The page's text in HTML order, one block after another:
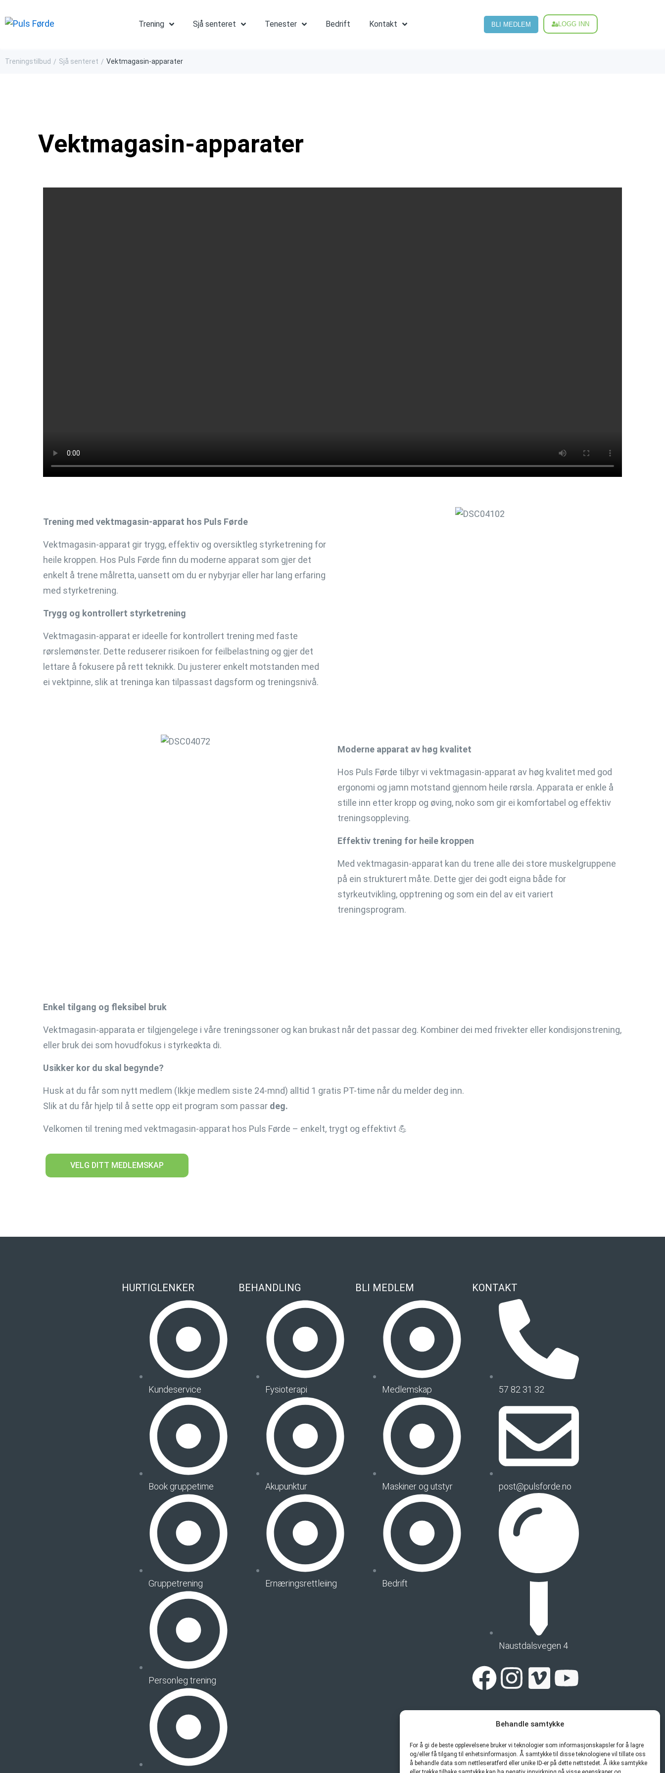
Behandle samtykke
For å gi de beste opplevelsene bruker vi teknologier som informasjonskapsler for å lagre
og/eller få tilgang til enhetsinformasjon. Å samtykke til disse teknologiene vil tillate oss
å behandle data som nettleseratferd eller unike ID-er på dette nettstedet. Å ikke samtykke
Trening Sjå senteret Tenester Bedrift Kontakt BLI MEDLEM LOGG INN
Treningstilbud / Sjå senteret / Vektmagasin-apparater
Vektmagasin-apparater
Trening med vektmagasin-apparat hos Puls Førde
Vektmagasin-apparat gir trygg, effektiv og oversiktleg styrketrening for
heile kroppen. Hos Puls Førde finn du moderne apparat som gjer det
enkelt å trene målretta, uansett om du er nybyrjar eller har lang erfaring
med styrketrening.
Trygg og kontrollert styrketrening
Vektmagasin-apparat er ideelle for kontrollert trening med faste
rørslemønster. Dette reduserer risikoen for feilbelastning og gjer det
lettare å fokusere på rett teknikk. Du justerer enkelt motstanden med
ei vektpinne, slik at treninga kan tilpassast dagsform og treningsnivå.
Moderne apparat av høg kvalitet
Hos Puls Førde tilbyr vi vektmagasin-apparat av høg kvalitet med god
ergonomi og jamn motstand gjennom heile rørsla. Apparata er enkle å
stille inn etter kropp og øving, noko som gir ei komfortabel og effektiv
treningsoppleving.
Effektiv trening for heile kroppen
Med vektmagasin-apparat kan du trene alle dei store muskelgruppene
på ein strukturert måte. Dette gjer dei godt eigna både for
styrkeutvikling, opptrening og som ein del av eit variert
treningsprogram.
Enkel tilgang og fleksibel bruk
Vektmagasin-apparata er tilgjengelege i våre treningssoner og kan brukast når det passar deg. Kombiner dei med frivekter eller kondisjonstrening,
eller bruk dei som hovudfokus i styrkeøkta di.
Usikker kor du skal begynde?
Husk at du får som nytt medlem (Ikkje medlem siste 24-mnd) alltid 1 gratis PT-time når du melder deg inn.
Slik at du får hjelp til å sette opp eit program som passar deg.
Velkomen til trening med vektmagasin-apparat hos Puls Førde – enkelt, trygt og effektivt 💪
VELG DITT MEDLEMSKAP
HURTIGLENKER
Kundeservice
Book gruppetime
Gruppetrening
Personleg trening
BEHANDLING
Fysioterapi
Akupunktur
Ernæringsrettleiing
BLI MEDLEM
Medlemskap
Maskiner og utstyr
Bedrift
KONTAKT
57 82 31 32
post@pulsforde.no
Naustdalsvegen 4
Facebook
Instagram
VimeoYoutube